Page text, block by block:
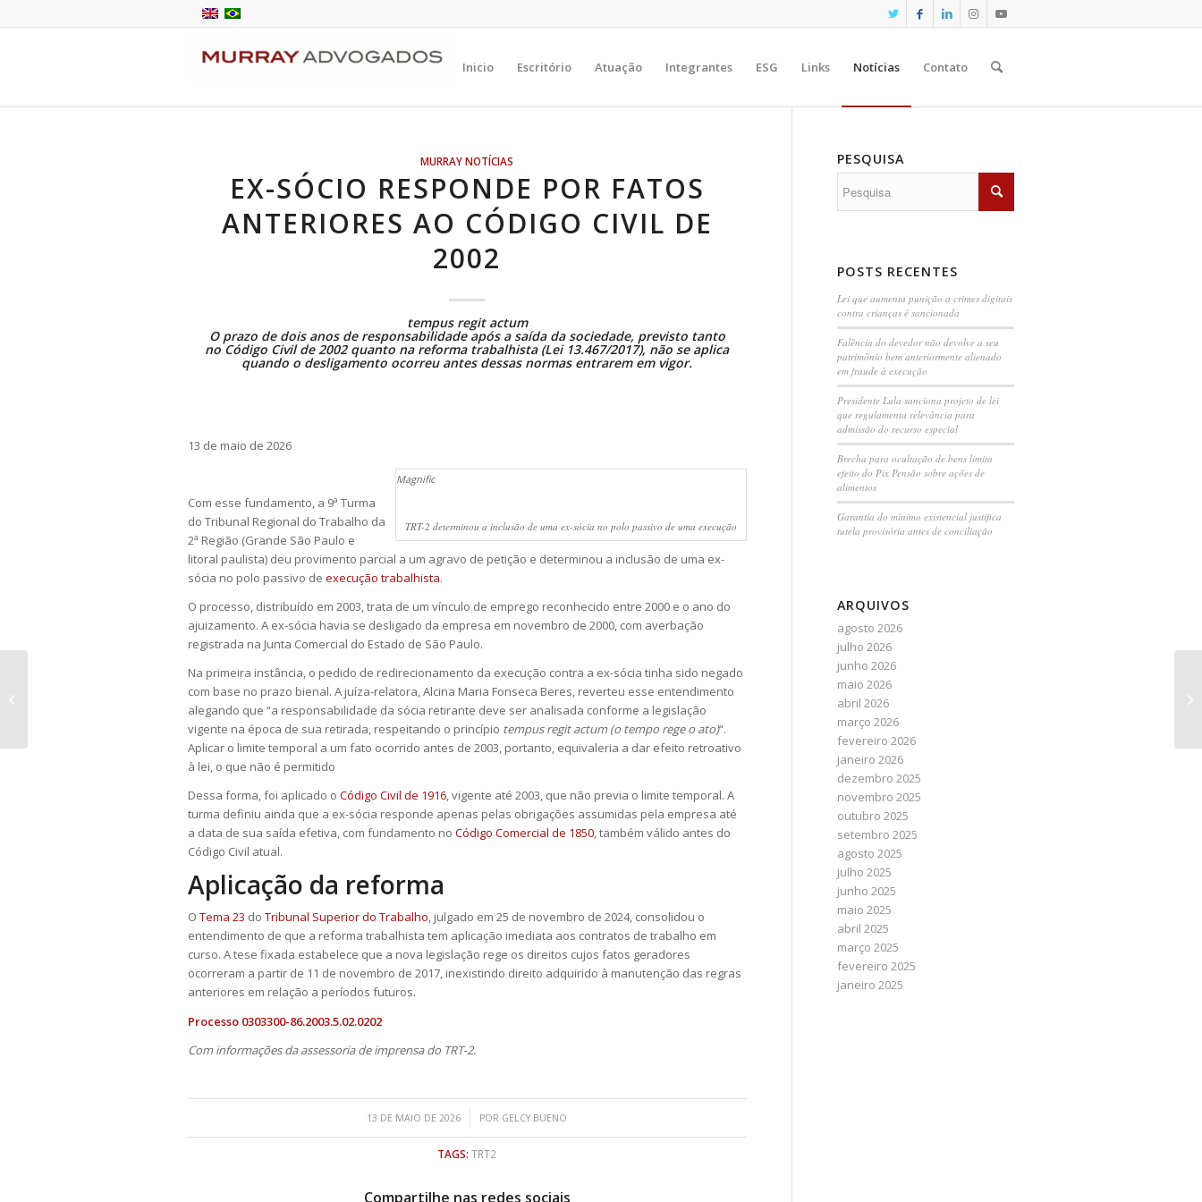
Inicio Escritório Atuação Integrantes ESG Links Notícias Contato
MURRAY NOTÍCIAS
EX-SÓCIO RESPONDE POR FATOS
ANTERIORES AO CÓDIGO CIVIL DE
2002
tempus regit actum
O prazo de dois anos de responsabilidade após a saída da sociedade, previsto tanto
noCódigo Civil de 2002quanto na reforma trabalhista (Lei 13.467/2017), não se aplica
quando o desligamento ocorreu antes dessas normas entrarem em vigor.
13 de maio de 2026
Magnific
TRT-2 determinou a inclusão de uma ex-sócia no polo passivo de uma execução
Com esse fundamento, a 9ª Turma
do Tribunal Regional do Trabalho da
2ª Região (Grande São Paulo e
litoral paulista) deu provimento parcial a um agravo de petição e determinou a inclusão de uma ex-
sócia no polo passivo de execução trabalhista.
O processo, distribuído em 2003, trata de um vínculo de emprego reconhecido entre 2000 e o ano do
ajuizamento. A ex-sócia havia se desligado da empresa em novembro de 2000, com averbação
registrada na Junta Comercial do Estado de São Paulo.
Na primeira instância, o pedido de redirecionamento da execução contra a ex-sócia tinha sido negado
com base no prazo bienal. A juíza-relatora, Alcina Maria Fonseca Beres, reverteu esse entendimento
alegando que “a responsabilidade da sócia retirante deve ser analisada conforme a legislação
vigente na época de sua retirada, respeitando o princípio tempus regit actum (o tempo rege o ato)“.
Aplicar o limite temporal a um fato ocorrido antes de 2003, portanto, equivaleria a dar efeito retroativo
à lei, o que não é permitido
Dessa forma, foi aplicado o Código Civil de 1916, vigente até 2003, que não previa o limite temporal. A
turma definiu ainda que a ex-sócia responde apenas pelas obrigações assumidas pela empresa até
a data de sua saída efetiva, com fundamento no Código Comercial de 1850, também válido antes do
Código Civil atual.
Aplicação da reforma
O Tema 23 do Tribunal Superior do Trabalho, julgado em 25 de novembro de 2024, consolidou o
entendimento de que a reforma trabalhista tem aplicação imediata aos contratos de trabalho em
curso. A tese fixada estabelece que a nova legislação rege os direitos cujos fatos geradores
ocorreram a partir de 11 de novembro de 2017, inexistindo direito adquirido à manutenção das regras
anteriores em relação a períodos futuros.
Processo 0303300-86.2003.5.02.0202
Com informações da assessoria de imprensa do TRT-2.
13 DE MAIO DE 2026
/ POR GELCY BUENO
TAGS: TRT2
Compartilhe nas redes sociais
PESQUISA
POSTS RECENTES
Lei que aumenta punição a crimes digitais
contra crianças é sancionada
Falência do devedor não devolve a seu
patrimônio bem anteriormente alienado
em fraude à execução
Presidente Lula sanciona projeto de lei
que regulamenta relevância para
admissão do recurso especial
Brecha para ocultação de bens limita
efeito do Pix Pensão sobre ações de
alimentos
Garantia do mínimo existencial justifica
tutela provisória antes de conciliação
ARQUIVOS
agosto 2026
julho 2026
junho 2026
maio 2026
abril 2026
março 2026
fevereiro 2026
janeiro 2026
dezembro 2025
novembro 2025
outubro 2025
setembro 2025
agosto 2025
julho 2025
junho 2025
maio 2025
abril 2025
março 2025
fevereiro 2025
janeiro 2025
STF julga validade de lei que prevê
redução de desigualdade salarial